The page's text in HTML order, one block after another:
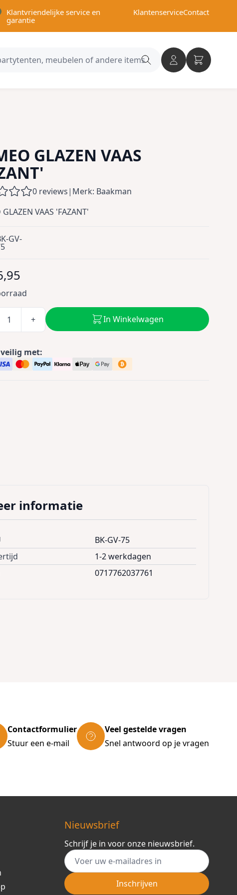
Klantvriendelijke service en
garantie
KlantenserviceContact
category
Search
GLAZEN VAAS
0 reviews| Merk: Baakman
GLAZEN VAAS 'FAZANT'
GV-
+ In Winkelwagen
met:
informatie
BK-GV-75
1-2 werkdagen
0717762037761
Contactformulier
Stuur een e-mail
Veel gestelde vragen
Snel antwoord op je vragen
Nieuwsbrief
Schrijf je in voor onze nieuwsbrief.
E-mail adres
Inschrijven